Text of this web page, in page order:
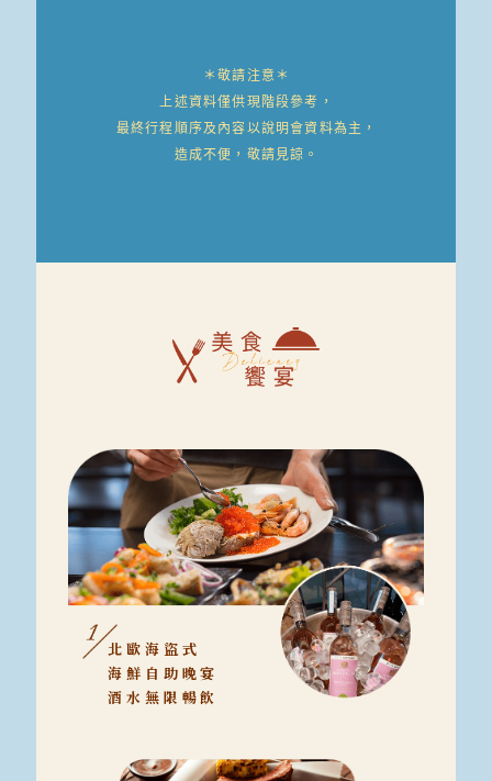
＊敬請注意＊
上述資料僅供現階段參考，
最終行程順序及內容以說明會資料為主，
造成不便，敬請見諒。
北歐海盜式
海鮮自助晚宴
酒水無限暢飲